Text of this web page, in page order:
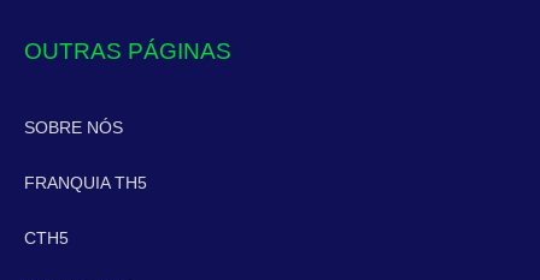
OUTRAS PÁGINAS
SOBRE NÓS
FRANQUIA TH5
CTH5